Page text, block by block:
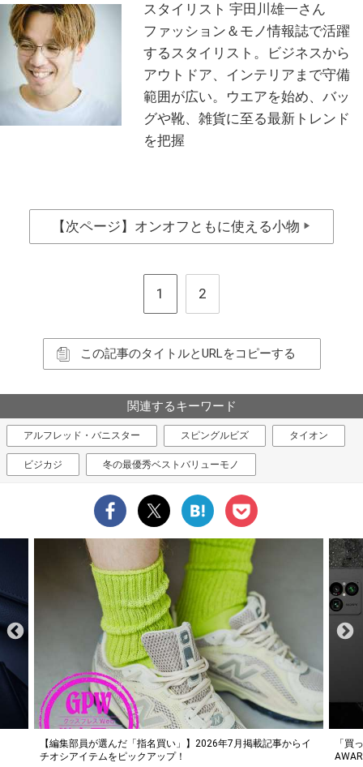
スタイリスト 宇田川雄一さん
ファッション＆モノ情報誌で活躍
するスタイリスト。ビジネスから
アウトドア、インテリアまで守備
範囲が広い。ウエアを始め、バッ
グや靴、雑貨に至る最新トレンド
を把握
【次ページ】オンオフともに使える小物 ▶
1 2
この記事のタイトルとURLをコピーする
関連するキーワード
アルフレッド・バニスター スピングルビズ タイオン
ビジカジ 冬の最優秀ベストバリューモノ
「買って損なし」の極上スマホ5選【GoodsPress 2026上半期
AWARD】
薄着